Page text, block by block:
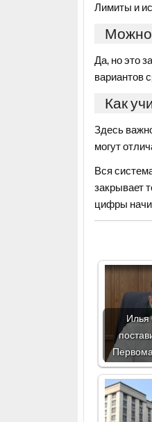
Лимиты и
Можно
Да, но это
вариантов
Как
Здесь
могут
Вся
закрывает
цифры
Илья